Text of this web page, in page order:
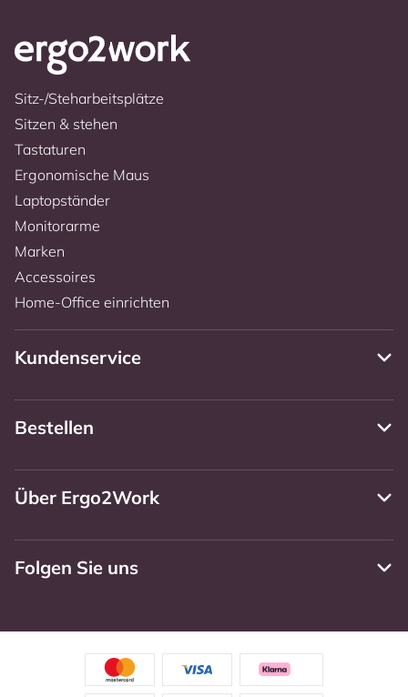
Sitz-/Steharbeitsplätze
Sitzen & stehen
Tastaturen
Ergonomische Maus
Laptopständer
Monitorarme
Marken
Accessoires
Home-Office einrichten
Kundenservice
Bestellen
Über Ergo2Work
Folgen Sie uns